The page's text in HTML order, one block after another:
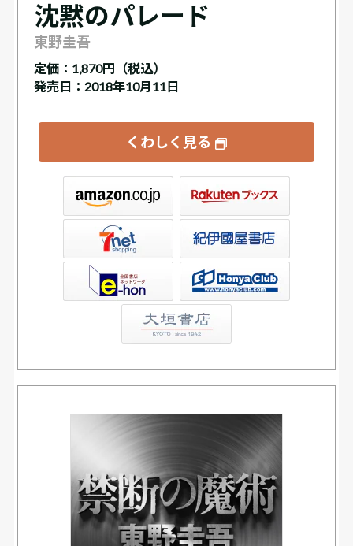
沈黙のパレード
東野圭吾
定価： 1,870円（税込）
発売日：2018年10月11日
くわしく見る
書店ウェブストア